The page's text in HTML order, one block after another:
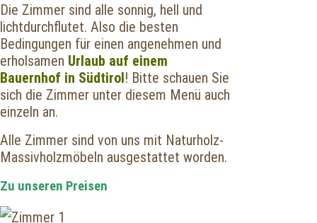
Die Zimmer sind alle sonnig, hell und
lichtdurchflutet. Also die besten
Bedingungen für einen angenehmen und
erholsamen Urlaub auf einem
Bauernhof in Südtirol! Bitte schauen Sie
sich die Zimmer unter diesem Menü auch
einzeln an.
Alle Zimmer sind von uns mit Naturholz-
Massivholzmöbeln ausgestattet worden.
Zu unseren Preisen